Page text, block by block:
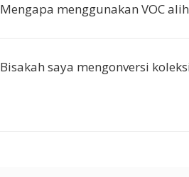
Mengapa menggunakan VOC
Bisakah saya mengonversi